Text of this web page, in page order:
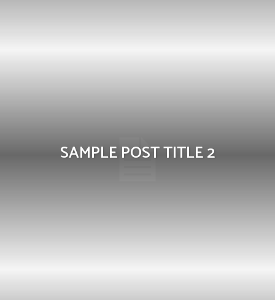
SAMPLE POST TITLE 2